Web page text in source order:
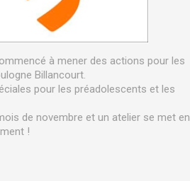
à mener des actions pour les
Billancourt.
pour les préadolescents et les
de novembre et un atelier se met en
!